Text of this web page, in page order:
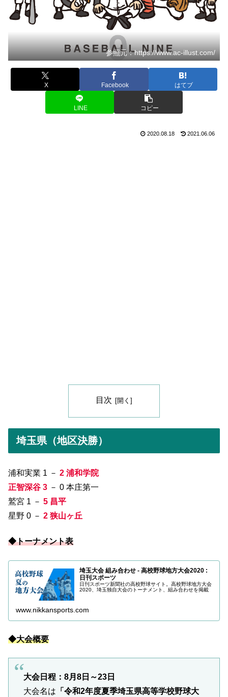
参照元：https://www.ac-illust.com/
X Facebook はてブ
LINE コピー
2020.08.18 2021.06.06
目次
埼玉県（地区決勝）
浦和実業 1 － 2 浦和学院
正智深谷 3 － 0 本庄第一
鷲宮 1 － 5 昌平
星野 0 － 2 狭山ヶ丘
◆トーナメント表
埼玉大会 組み合わせ - 高校野球地方大会2020 :
日刊スポーツ
日刊スポーツ新聞社の高校野球サイト。高校野球地方大会
2020、埼玉独自大会のトーナメント、組み合わせを掲載
www.nikkansports.com
◆大会概要
大会日程：8月8日～23日
大会名は 「令和2年度夏季埼玉県高等学校野球大